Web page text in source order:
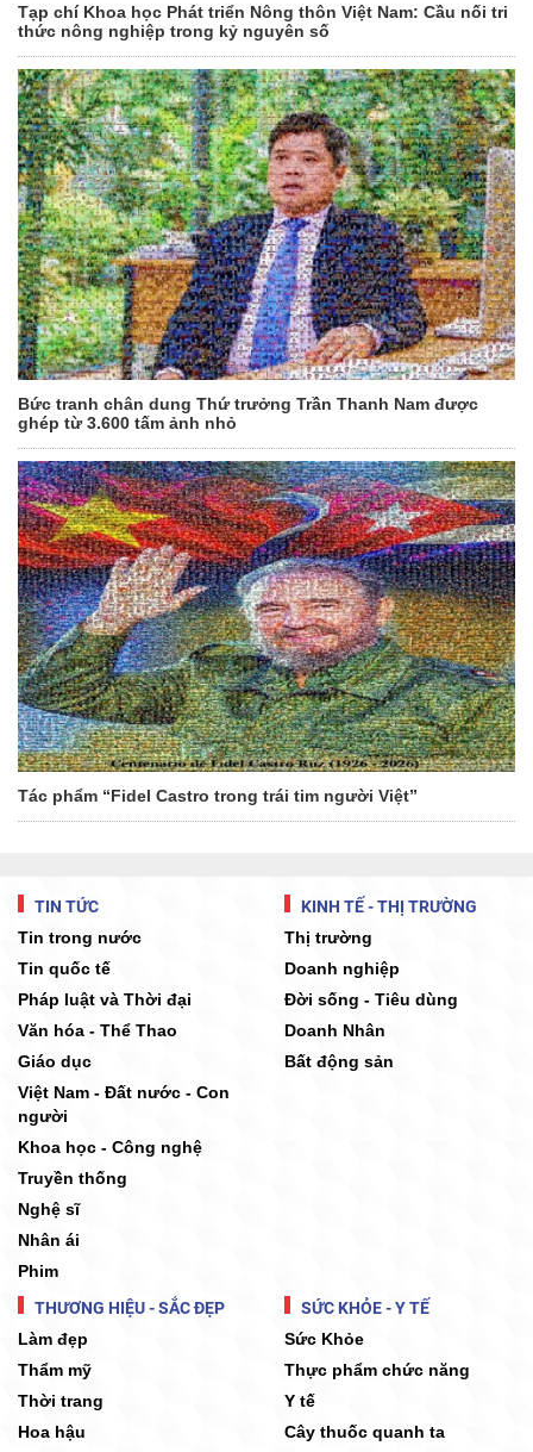
Tạp chí Khoa học Phát triển Nông thôn Việt Nam: Cầu nối tri
thức nông nghiệp trong kỷ nguyên số
Bức tranh chân dung Thứ trưởng Trần Thanh Nam được
ghép từ 3.600 tấm ảnh nhỏ
Tác phẩm “Fidel Castro trong trái tim người Việt”
TIN TỨC
Tin trong nước
Tin quốc tế
Pháp luật và Thời đại
Văn hóa - Thể Thao
Giáo dục
Việt Nam - Đất nước - Con
người
Khoa học - Công nghệ
Truyền thống
Nghệ sĩ
Nhân ái
Phim
KINH TẾ - THỊ TRƯỜNG
Thị trường
Doanh nghiệp
Đời sống - Tiêu dùng
Doanh Nhân
Bất động sản
THƯƠNG HIỆU - SẮC ĐẸP
Làm đẹp
Thẩm mỹ
Thời trang
Hoa hậu
SỨC KHỎE - Y TẾ
Sức Khỏe
Thực phẩm chức năng
Y tế
Cây thuốc quanh ta